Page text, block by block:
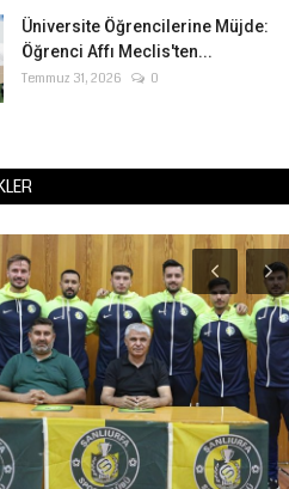
Üniversite Öğrencilerine Müjde:
Öğrenci Affı Meclis'ten...
Temmuz 31, 2026 0